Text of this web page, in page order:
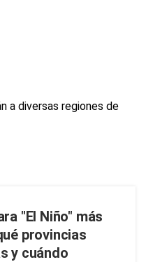
"El Niño" más
provincias
y cuándo